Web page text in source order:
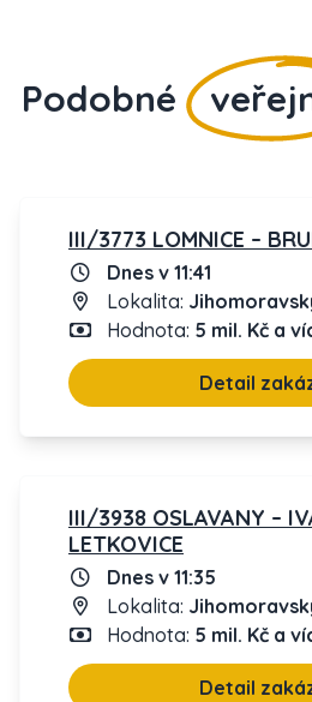
Podobné
III/3773 LOMNICE –
Dnes v 11:41
Lokalita:
Hodnota: 5 mil. Kč a
Detail
III/3938 OSLAVANY –
LETKOVICE
Dnes v 11:35
Lokalita:
Hodnota: 5 mil. Kč a
Detail